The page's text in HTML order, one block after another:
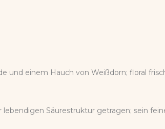
und einem Hauch von Weißdorn; floral
Säurestruktur getragen; sein